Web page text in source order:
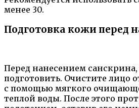
менее 30.
Подготовка кожи перед
Перед нанесением
подготовить. Очистите лицо
с помощью мягкого
теплой воды. После этого